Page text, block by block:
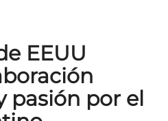
EEUU
pasión por el